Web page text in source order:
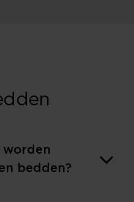
worden
bedden?